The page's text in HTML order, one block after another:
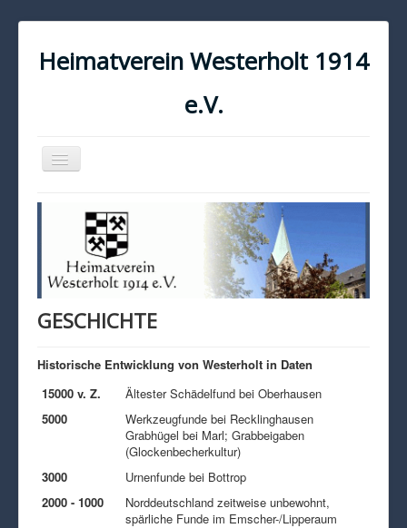
Heimatverein Westerholt 1914
e.V.
Navigation
an/aus
KONTAKT
IMPRESSUM
DATENSCHUTZ
GESCHICHTE
Historische Entwicklung von Westerholt in Daten
15000 v. Z.
Ältester Schädelfund bei Oberhausen
5000
Werkzeugfunde bei Recklinghausen
Grabhügel bei Marl; Grabbeigaben
(Glockenbecherkultur)
3000
Urnenfunde bei Bottrop
2000 - 1000
Norddeutschland zeitweise unbewohnt,
spärliche Funde im Emscher-/Lipperaum